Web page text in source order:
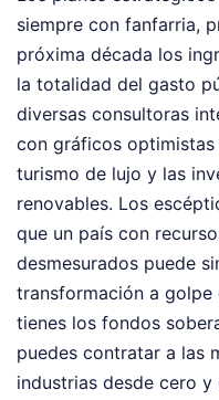
siempre con fanfarria,
próxima década los
la totalidad del gasto
diversas consultoras
con gráficos optimistas
turismo de lujo y las
renovables. Los
que un país con
desmesurados puede
transformación a golpe
tienes los fondos
puedes contratar a las
industrias desde cero